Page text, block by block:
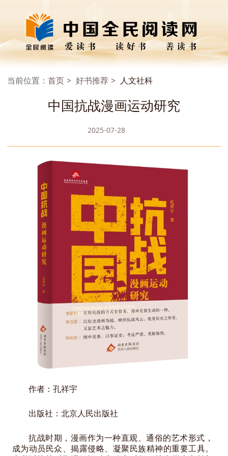
当前位置： 首页 好书推荐 人文社科
中国抗战漫画运动研究
2025-07-28
作者：孔祥宇
出版社：北京人民出版社
抗战时期，漫画作为一种直观、通俗的艺术形式，
成为动员民众、揭露侵略、凝聚民族精神的重要工具。